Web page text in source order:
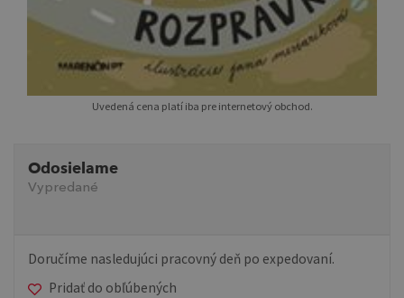
Uvedená cena platí iba pre internetový obchod.
Odosielame
Vypredané
Doručíme nasledujúci pracovný deň po expedovaní.
Pridať do obľúbených